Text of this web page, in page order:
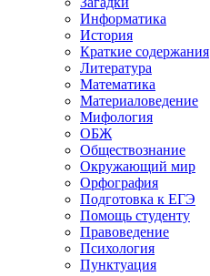
Информатика
История
Краткие содержания
Литература
Математика
Материаловедение
Мифология
ОБЖ
Обществознание
Окружающий мир
Орфография
Подготовка к ЕГЭ
Помощь студенту
Правоведение
Психология
Пунктуация